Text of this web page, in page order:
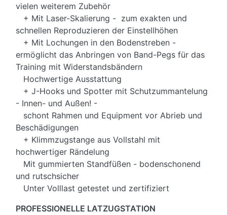
vielen weiterem Zubehör
+ Mit Laser-Skalierung - zum exakten und
schnellen Reproduzieren der Einstellhöhen
+ Mit Lochungen in den Bodenstreben -
ermöglicht das Anbringen von Band-Pegs für das
Training mit Widerstandsbändern
Hochwertige Ausstattung
+ J-Hooks und Spotter mit Schutzummantelung
- Innen- und Außen! -
schont Rahmen und Equipment vor Abrieb und
Beschädigungen
+ Klimmzugstange aus Vollstahl mit
hochwertiger Rändelung
Mit gummierten Standfüßen - bodenschonend
und rutschsicher
Unter Volllast getestet und zertifiziert
PROFESSIONELLE LATZUGSTATION